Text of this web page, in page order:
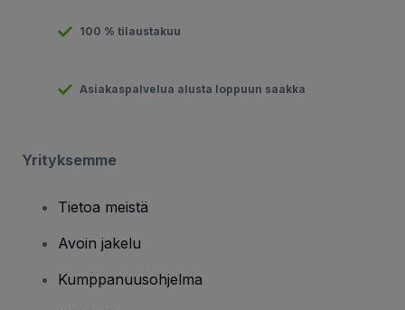
100 % tilaustakuu
Asiakaspalvelua alusta loppuun saakka
Yrityksemme
Tietoa meistä
Avoin jakelu
Kumppanuusohjelma